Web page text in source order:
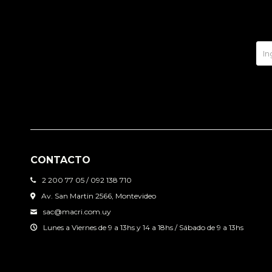
CONTACTO
2 200 77 05 / 092 138 710
Av. San Martin 2566, Montevideo
sac@macri.com.uy
Lunes a Viernes de 9 a 13hs y 14 a 18hs / Sábado de 9 a 13hs